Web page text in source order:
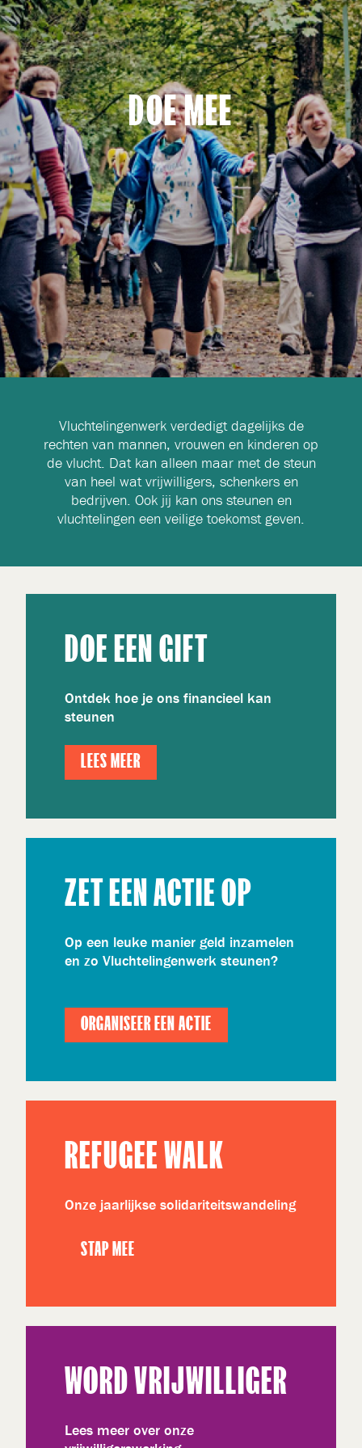
DOE MEE
Vluchtelingenwerk verdedigt dagelijks de
rechten van mannen, vrouwen en kinderen op
de vlucht. Dat kan alleen maar met de steun
van heel wat vrijwilligers, schenkers en
bedrijven. Ook jij kan ons steunen en
vluchtelingen een veilige toekomst geven.
DOE EEN GIFT
Ontdek hoe je ons financieel kan
steunen
LEES MEER
ZET EEN ACTIE OP
Op een leuke manier geld inzamelen
en zo Vluchtelingenwerk steunen?
ORGANISEER EEN ACTIE
REFUGEE WALK
Onze jaarlijkse solidariteitswandeling
STAP MEE
WORD VRIJWILLIGER
Lees meer over onze